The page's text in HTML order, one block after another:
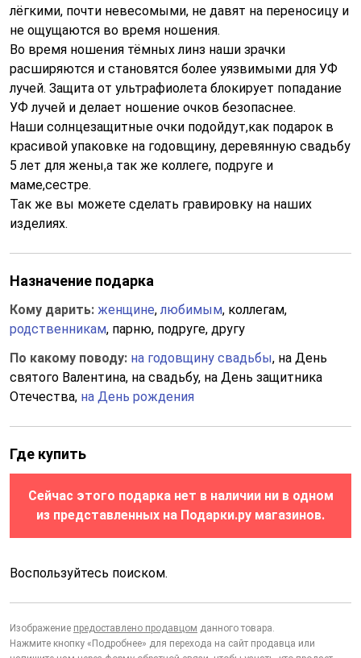
лёгкими, почти невесомыми, не давят на переносицу и
не ощущаются во время ношения.
Во время ношения тёмных линз наши зрачки
расширяются и становятся более уязвимыми для УФ
лучей. Защита от ультрафиолета блокирует попадание
УФ лучей и делает ношение очков безопаснее.
Наши солнцезащитные очки подойдут,как подарок в
красивой упаковке на годовщину, деревянную свадьбу
5 лет для жены,а так же коллеге, подруге и
маме,сестре.
Так же вы можете сделать гравировку на наших
изделиях.
Назначение подарка
Кому дарить: женщине,любимым, коллегам,
родственникам, парню, подруге, другу
По какому поводу: на годовщину свадьбы, на День
святого Валентина, на свадьбу, на День защитника
Отечества, на День рождения
Где купить
Сейчас этого подарка нет в наличии ни в одном
из представленных на Подарки.ру магазинов.
Воспользуйтесь поиском.
Изображение предоставлено продавцом данного товара.
Нажмите кнопку «Подробнее» для перехода на сайт продавца или